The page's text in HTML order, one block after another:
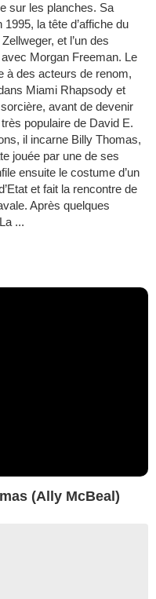
sur les planches. Sa
la tête d’affiche du
et l’un des
Morgan Freeman. Le
à des acteurs de renom,
Miami Rhapsody et
avant de devenir
populaire de David E.
il incarne Billy Thomas,
jouée par une de ses
ensuite le costume d’un
et fait la rencontre de
Après quelques
...
(Ally McBeal)